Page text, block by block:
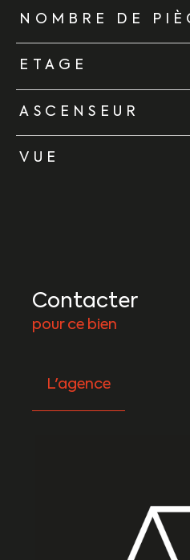
NOMBRE DE
ETAGE
ASCENSEUR
VUE
Contacter
pour ce bien
L'agence